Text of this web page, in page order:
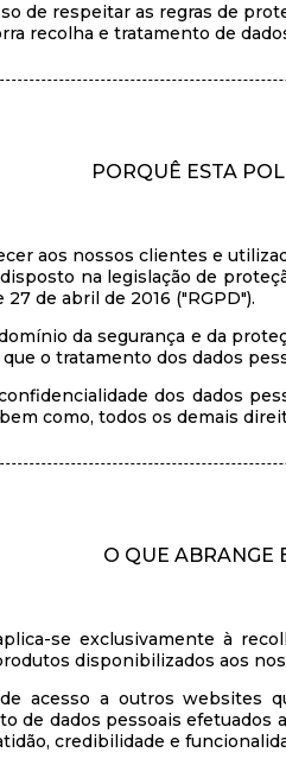
de respeitar as regras de
recolha e tratamento de
PORQUÊ ESTA
aos nossos clientes e
na legislação de
de abril de 2016 ("RGPD").
da segurança e da
o tratamento dos dados
dos dados
como, todos os demais
O QUE ABRANGE
se exclusivamente à
disponibilizados aos
acesso a outros websites
de dados pessoais
credibilidade e